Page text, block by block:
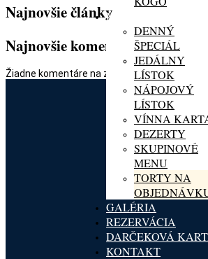
MENU
DENNÝ
ŠPECIÁL
JEDÁLNY
LÍSTOK
NÁPOJOVÝ
LÍSTOK
VÍNNA
DEZERTY
SKUPINOVÉ
MENU
TORTY NA
GALÉRIA
REZERVÁCIA
DARČEKOVÁ
KONTAKT
Najnovšie články
Najnovšie komentáre
Žiadne komentáre na zobrazenie.